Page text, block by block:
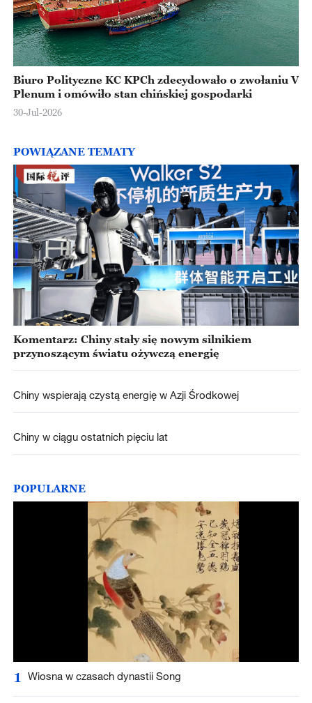
Biuro Polityczne KC KPCh zdecydowało o zwołaniu V
Plenum i omówiło stan chińskiej gospodarki
30-Jul-2026
POWIĄZANE TEMATY
Komentarz: Chiny stały się nowym silnikiem
przynoszącym światu ożywczą energię
Chiny wspierają czystą energię w Azji Środkowej
Chiny w ciągu ostatnich pięciu lat
POPULARNE
1 Wiosna w czasach dynastii Song